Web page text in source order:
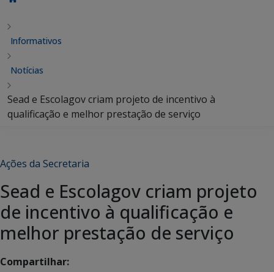
Informativos
Notícias
Sead e Escolagov criam projeto de incentivo à
qualificação e melhor prestação de serviço
Ações da Secretaria
Sead e Escolagov criam projeto
de incentivo à qualificação e
melhor prestação de serviço
Compartilhar: